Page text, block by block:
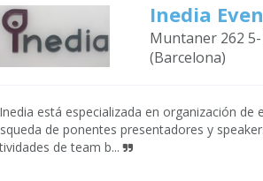
Inedia
Muntaner 262
(Barcelona)
Inedia está especializada en organización
de ponentes presentadores y
de team b...